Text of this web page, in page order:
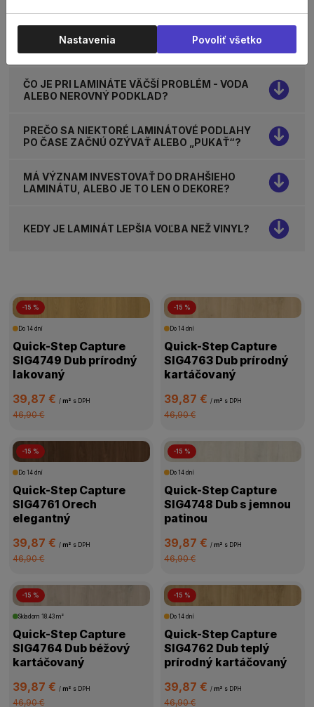
JE LAMINÁT DOBRÁ VOĽBA DO DOMÁCNOSTI
ČO JE PRI LAMINÁTE VÄČŠÍ PROBLÉM - VODA
ALEBO NEROVNÝ PODKLAD?
PREČO SA NIEKTORÉ LAMINÁTOVÉ PODLAHY
PO ČASE ZAČNÚ OZÝVAŤ ALEBO „PUKAŤ“?
MÁ VÝZNAM INVESTOVAŤ DO DRAHŠIEHO
LAMINÁTU, ALEBO JE TO LEN O DEKORE?
KEDY JE LAMINÁT LEPŠIA VOĽBA NEŽ VINYL?
-15 %
Do 14 dní
Quick-Step Capture
SIG4749 Dub prírodný
lakovaný
39,87 €/ m² s DPH
46,90 €
-15 %
Do 14 dní
Quick-Step Capture
SIG4763 Dub prírodný
kartáčovaný
39,87 € / m² s DPH
46,90 €
-15 %
Do 14 dní
Quick-Step Capture
SIG4761 Orech
elegantný
39,87 €/ m² s DPH
46,90 €
-15 %
Do 14 dní
Quick-Step Capture
SIG4748 Dub s jemnou
patinou
39,87 € / m² s DPH
46,90 €
-15 %
Skladom18.43 m²
Quick-Step Capture
SIG4764 Dub béžový
kartáčovaný
39,87 €/ m² s DPH
46,90 €
-15 %
Do 14 dní
Quick-Step Capture
SIG4762 Dub teplý
prírodný kartáčovaný
39,87 € / m² s DPH
46,90 €
Nastavenia Povoliť všetko